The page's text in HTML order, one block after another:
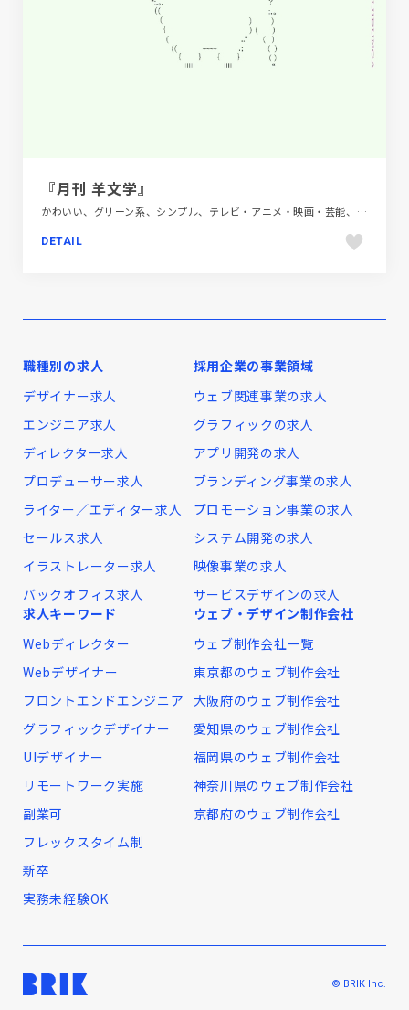
『月刊 羊文学』
かわいい、グリーン系、シンプル、テレビ・アニメ・映画・芸能、デザイン・アート・音楽・文芸、ナチュラル、ブランド・サービスサイト
DETAIL
職種別の求人
デザイナー求人
エンジニア求人
ディレクター求人
プロデューサー求人
ライター／エディター求人
セールス求人
イラストレーター求人
バックオフィス求人
採用企業の事業領域
ウェブ関連事業の求人
グラフィックの求人
アプリ開発の求人
ブランディング事業の求人
プロモーション事業の求人
システム開発の求人
映像事業の求人
サービスデザインの求人
求人キーワード
Webディレクター
Webデザイナー
フロントエンドエンジニア
グラフィックデザイナー
UIデザイナー
リモートワーク実施
副業可
フレックスタイム制
新卒
実務未経験OK
ウェブ・デザイン制作会社
ウェブ制作会社一覧
東京都のウェブ制作会社
大阪府のウェブ制作会社
愛知県のウェブ制作会社
福岡県のウェブ制作会社
神奈川県のウェブ制作会社
京都府のウェブ制作会社
© BRIK Inc.